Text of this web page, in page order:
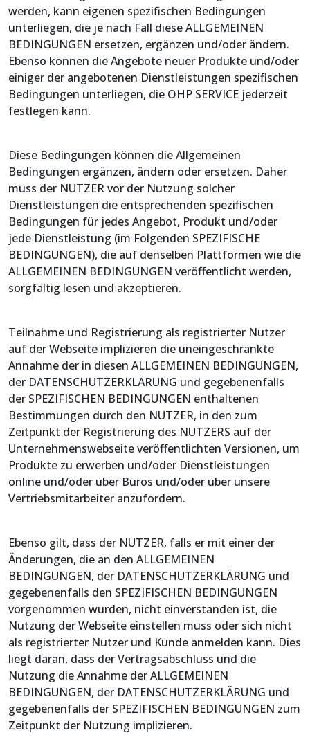
werden, kann eigenen spezifischen Bedingungen
unterliegen, die je nach Fall diese ALLGEMEINEN
BEDINGUNGEN ersetzen, ergänzen und/oder ändern.
Ebenso können die Angebote neuer Produkte und/oder
einiger der angebotenen Dienstleistungen spezifischen
Bedingungen unterliegen, die OHP SERVICE jederzeit
festlegen kann.
Diese Bedingungen können die Allgemeinen
Bedingungen ergänzen, ändern oder ersetzen. Daher
muss der NUTZER vor der Nutzung solcher
Dienstleistungen die entsprechenden spezifischen
Bedingungen für jedes Angebot, Produkt und/oder
jede Dienstleistung (im Folgenden SPEZIFISCHE
BEDINGUNGEN), die auf denselben Plattformen wie die
ALLGEMEINEN BEDINGUNGEN veröffentlicht werden,
sorgfältig lesen und akzeptieren.
Teilnahme und Registrierung als registrierter Nutzer
auf der Webseite implizieren die uneingeschränkte
Annahme der in diesen ALLGEMEINEN BEDINGUNGEN,
der DATENSCHUTZERKLÄRUNG und gegebenenfalls
der SPEZIFISCHEN BEDINGUNGEN enthaltenen
Bestimmungen durch den NUTZER, in den zum
Zeitpunkt der Registrierung des NUTZERS auf der
Unternehmenswebseite veröffentlichten Versionen, um
Produkte zu erwerben und/oder Dienstleistungen
online und/oder über Büros und/oder über unsere
Vertriebsmitarbeiter anzufordern.
Ebenso gilt, dass der NUTZER, falls er mit einer der
Änderungen, die an den ALLGEMEINEN
BEDINGUNGEN, der DATENSCHUTZERKLÄRUNG und
gegebenenfalls den SPEZIFISCHEN BEDINGUNGEN
vorgenommen wurden, nicht einverstanden ist, die
Nutzung der Webseite einstellen muss oder sich nicht
als registrierter Nutzer und Kunde anmelden kann. Dies
liegt daran, dass der Vertragsabschluss und die
Nutzung die Annahme der ALLGEMEINEN
BEDINGUNGEN, der DATENSCHUTZERKLÄRUNG und
gegebenenfalls der SPEZIFISCHEN BEDINGUNGEN zum
Zeitpunkt der Nutzung implizieren.